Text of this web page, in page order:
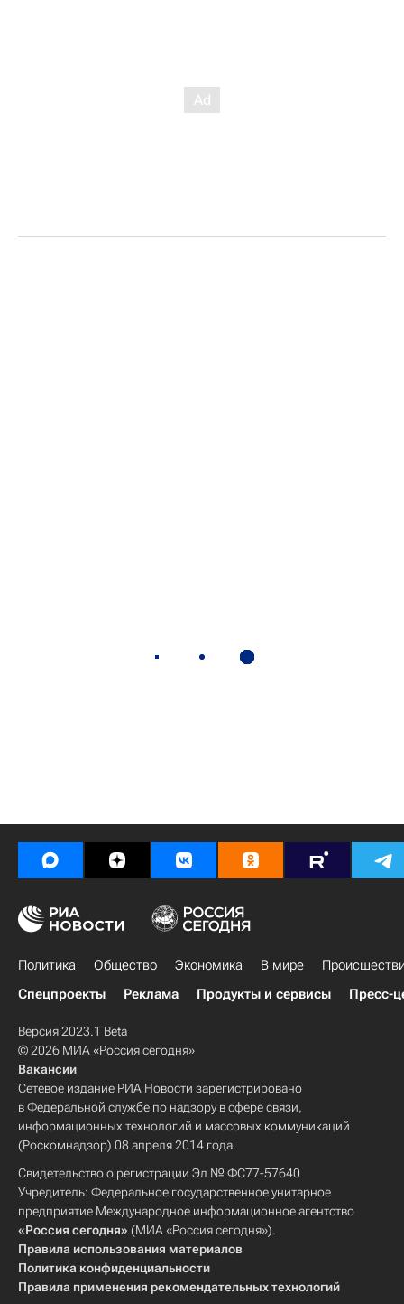
Политика Общество Экономика В мире
Спецпроекты
Реклама Продукты и сервисы Пресс-
Версия 2023.1 Beta
© 2026 МИА «Россия сегодня»
Вакансии
Сетевое издание РИА Новости зарегистрировано
в Федеральной службе по надзору в сфере связи,
информационных технологий и массовых коммуникаций
(Роскомнадзор) 08 апреля 2014 года.
Свидетельство о регистрации Эл № ФС77-57640
Учредитель: Федеральное государственное унитарное
предприятие Международное информационное агентство
«Россия сегодня» (МИА «Россия сегодня»).
Правила использования материалов
Политика конфиденциальности
Правила применения рекомендательных технологий